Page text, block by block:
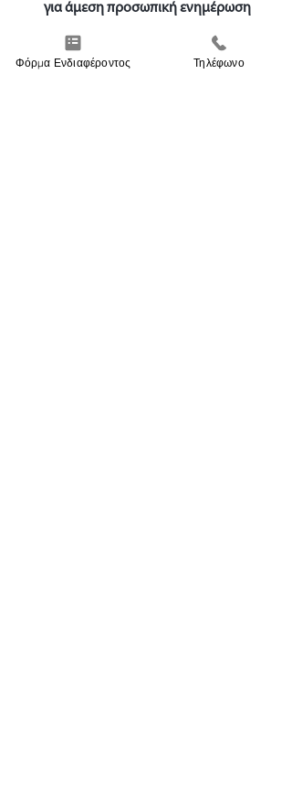
για άμεση προσωπική ενημέρωση
Φόρμα Ενδιαφέροντος Τηλέφωνο